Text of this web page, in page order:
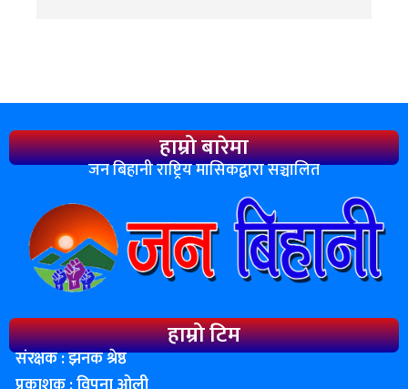
हाम्रो बारेमा
जन बिहानी राष्ट्रिय मासिकद्वारा सञ्चालित
हाम्रो टिम
संरक्षक : झनक श्रेष्ठ